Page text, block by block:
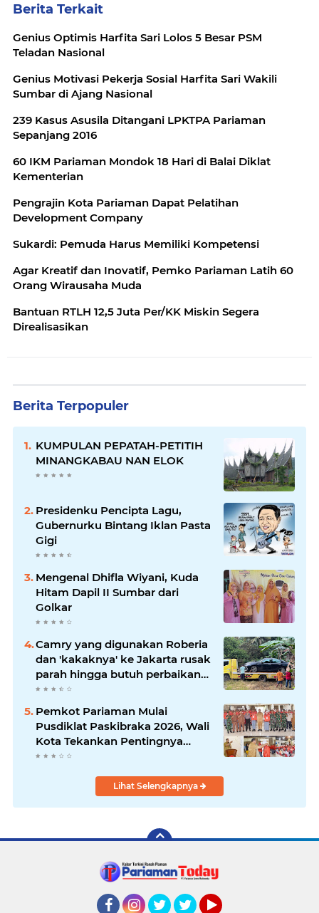
Berita Terkait
Genius Optimis Harfita Sari Lolos 5 Besar PSM
Teladan Nasional
Genius Motivasi Pekerja Sosial Harfita Sari Wakili
Sumbar di Ajang Nasional
239 Kasus Asusila Ditangani LPKTPA Pariaman
Sepanjang 2016
60 IKM Pariaman Mondok 18 Hari di Balai Diklat
Kementerian
Pengrajin Kota Pariaman Dapat Pelatihan
Development Company
Sukardi: Pemuda Harus Memiliki Kompetensi
Agar Kreatif dan Inovatif, Pemko Pariaman Latih 60
Orang Wirausaha Muda
Bantuan RTLH 12,5 Juta Per/KK Miskin Segera
Direalisasikan
Berita Terpopuler
KUMPULAN PEPATAH-PETITIH
MINANGKABAU NAN ELOK
Presidenku Pencipta Lagu,
Gubernurku Bintang Iklan Pasta
Gigi
Mengenal Dhifla Wiyani, Kuda
Hitam Dapil II Sumbar dari
Golkar
Camry yang digunakan Roberia
dan 'kakaknya' ke Jakarta rusak
parah hingga butuh perbaikan
200 juta
Pemkot Pariaman Mulai
Pusdiklat Paskibraka 2026, Wali
Kota Tekankan Pentingnya
Disiplin
Lihat Selengkapnya